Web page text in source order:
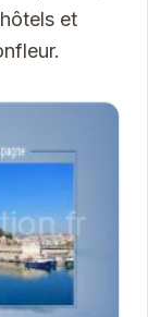
et